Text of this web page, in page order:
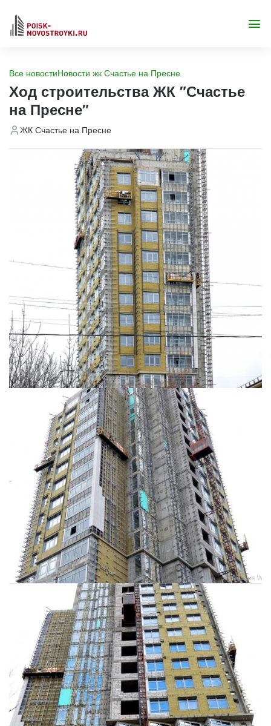
Все новостиНовости жк Счастье на Пресне
Ход строительства ЖК "Счастье
на Пресне"
ЖК Счастье на Пресне